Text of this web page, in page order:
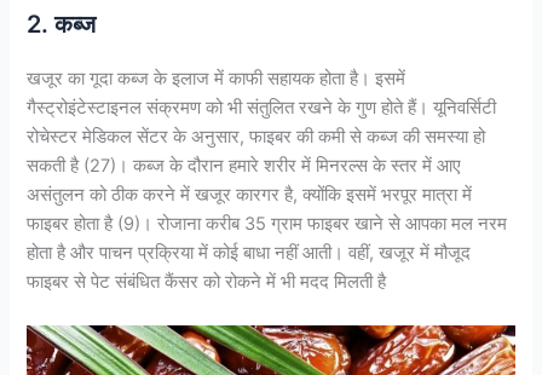
2. कब्ज
खजूर का गूदा कब्ज के इलाज में काफी सहायक होता है। इसमें
गैस्ट्रोइंटेस्टाइनल संक्रमण को भी संतुलित रखने के गुण होते हैं। यूनिवर्सिटी
रोचेस्टर मेडिकल सेंटर के अनुसार, फाइबर की कमी से कब्ज की समस्या हो
सकती है (27)। कब्ज के दौरान हमारे शरीर में मिनरल्स के स्तर में आए
असंतुलन को ठीक करने में खजूर कारगर है, क्योंकि इसमें भरपूर मात्रा में
फाइबर होता है (9)। रोजाना करीब 35 ग्राम फाइबर खाने से आपका मल नरम
होता है और पाचन प्रक्रिया में कोई बाधा नहीं आती। वहीं, खजूर में मौजूद
फाइबर से पेट संबंधित कैंसर को रोकने में भी मदद मिलती है